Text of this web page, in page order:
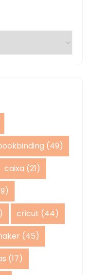
(49)
caixa (21)
cricut (44)
(45)
(17)